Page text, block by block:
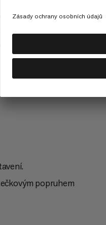
popruhem